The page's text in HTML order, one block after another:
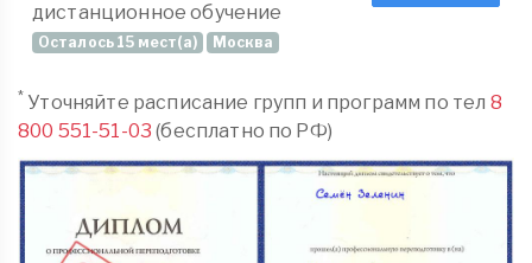
дистанционное обучение
Осталось 15 мест(а) Москва
* Уточняйте расписание групп и программ по тел 8
800 551-51-03 (бесплатно по РФ)